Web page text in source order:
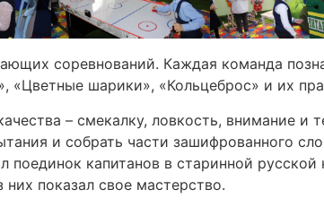
соревнований. Каждая команда
«Цветные шарики», «Кольцеброс» и их
– смекалку, ловкость, внимание и
и собрать части зашифрованного
поединок капитанов в старинной русской
показал свое мастерство.